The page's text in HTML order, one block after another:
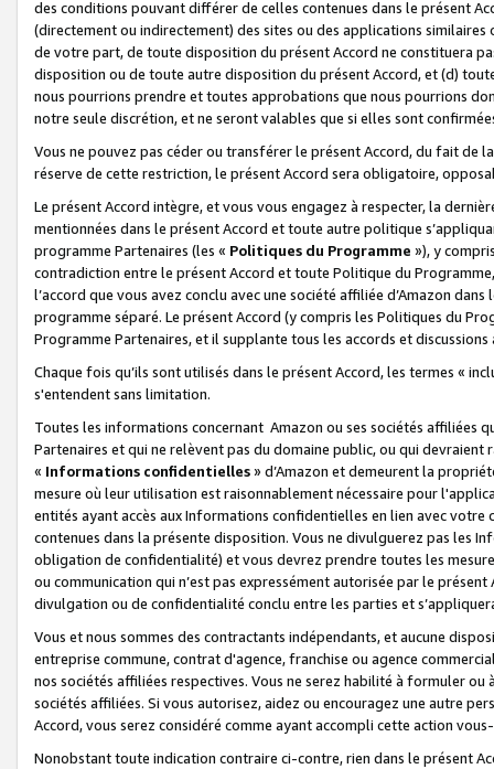
des conditions pouvant différer de celles contenues dans le présent
(directement ou indirectement) des sites ou des applications
de votre part, de toute disposition du présent Accord ne constituera
disposition ou de toute autre disposition du présent Accord, et (d)
nous pourrions prendre et toutes approbations que nous pourrions
notre seule discrétion, et ne seront valables que si elles sont
Vous ne pouvez pas céder ou transférer le présent Accord, du fait de
réserve de cette restriction, le présent Accord sera obligatoire,
Le présent Accord intègre, et vous vous engagez à respecter, la
mentionnées dans le présent Accord et toute autre politique
programme Partenaires (les « Politiques du Programme »), y
contradiction entre le présent Accord et toute Politique du
l’accord que vous avez conclu avec une société affiliée d’Amazon
programme séparé. Le présent Accord (y compris les Politiques du
Programme Partenaires, et il supplante tous les accords et discussions
Chaque fois qu’ils sont utilisés dans le présent Accord, les termes «
s'entendent sans limitation.
Toutes les informations concernant Amazon ou ses sociétés affiliées
Partenaires et qui ne relèvent pas du domaine public, ou qui
« Informations confidentielles» d’Amazon et demeurent la
mesure où leur utilisation est raisonnablement nécessaire pour
entités ayant accès aux Informations confidentielles en lien avec
contenues dans la présente disposition. Vous ne divulguerez pas les
obligation de confidentialité) et vous devrez prendre toutes les
ou communication qui n’est pas expressément autorisée par le
divulgation ou de confidentialité conclu entre les parties et
Vous et nous sommes des contractants indépendants, et aucune
entreprise commune, contrat d'agence, franchise ou agence
nos sociétés affiliées respectives. Vous ne serez habilité à formuler
sociétés affiliées. Si vous autorisez, aidez ou encouragez une autre
Accord, vous serez considéré comme ayant accompli cette action
Nonobstant toute indication contraire ci-contre, rien dans le présent